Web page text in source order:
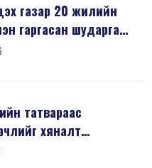
газар 20 жилийн
гаргасан шударга
татвараас
хяналт